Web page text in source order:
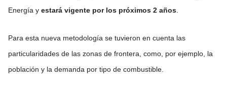
Energía y estará vigente por los próximos 2 años
Para esta nueva metodología se tuvieron en cuenta las
particularidades de las zonas de frontera, como, por ejemplo, la
población y la demanda por tipo de combustible.